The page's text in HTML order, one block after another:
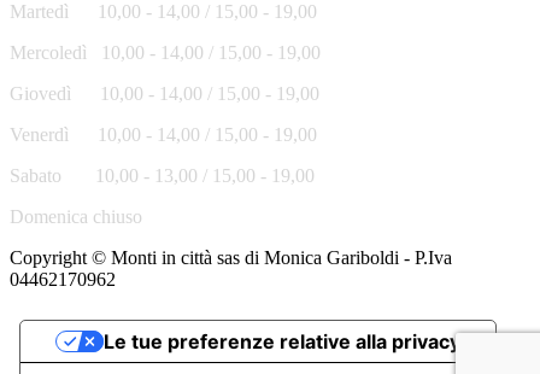
Martedì 10,00 - 14,00 / 15,00 - 19,00
Mercoledì
10,00 - 14,00 / 15,00 - 19,00
Giovedì
10,00 - 14,00 / 15,00 - 19,00
Venerdì
10,00 - 14,00 / 15,00 - 19,00
Sabato
10,00 - 13,00 / 15,00 - 19,00
Domenica chiuso
Copyright © Monti in città sas di Monica Gariboldi - P.Iva
04462170962
Le tue preferenze relative alla privacy